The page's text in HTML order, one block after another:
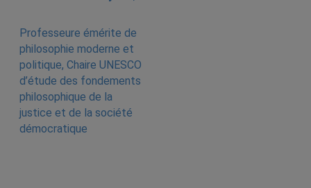
Professeure émérite de
philosophie moderne et
politique, Chaire UNESCO
d’étude des fondements
philosophique de la
justice et de la société
démocratique